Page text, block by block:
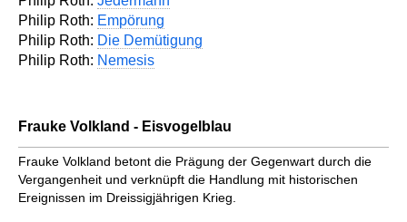
Philip Roth: Empörung
Philip Roth: Die Demütigung
Philip Roth: Nemesis
Frauke Volkland - Eisvogelblau
Frauke Volkland betont die Prägung der Gegenwart durch die
Vergangenheit und verknüpft die Handlung mit historischen
Ereignissen im Dreissigjährigen Krieg.